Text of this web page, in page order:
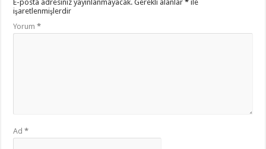
E-posta adresiniz yayınlanmayacak. Gerekli alanlar* ile
işaretlenmişlerdir
Yorum*
Ad*